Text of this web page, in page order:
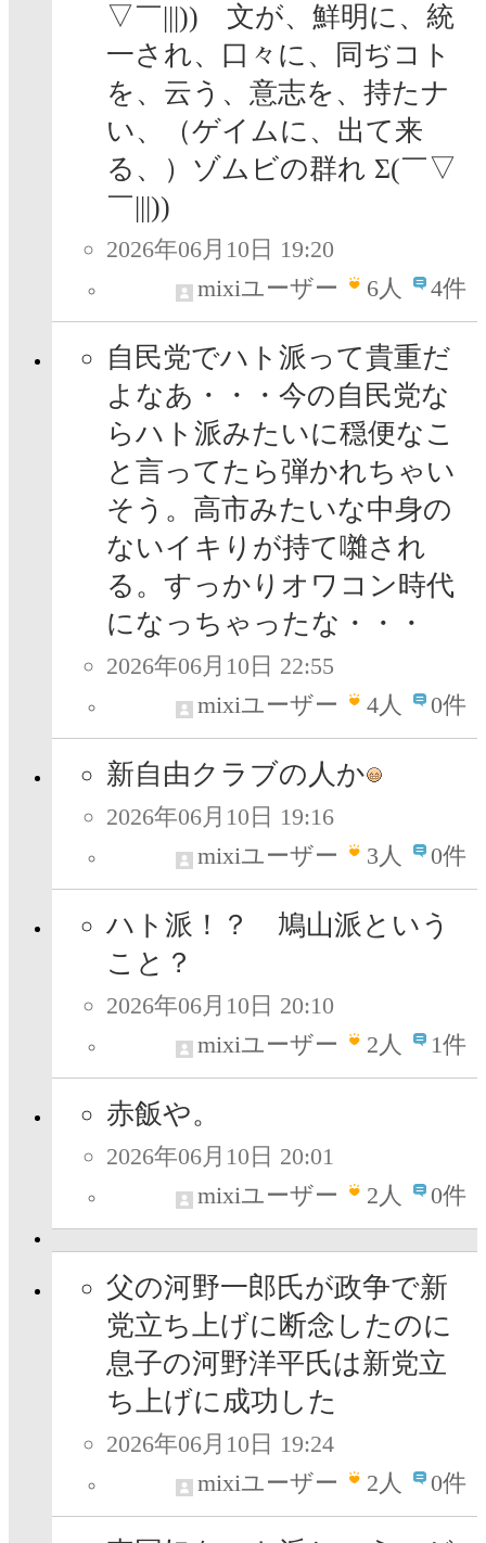
▽￣|||)) 文が、鮮明に、統
一され、口々に、同ぢコト
を、云う、意志を、持たナ
い、（ゲイムに、出て来
る、）ゾムビの群れ Σ(￣▽
￣|||))
2026年06月10日 19:20
mixiユーザー
6人 4件
自民党でハト派って貴重だ
よなあ・・・今の自民党な
らハト派みたいに穏便なこ
と言ってたら弾かれちゃい
そう。高市みたいな中身の
ないイキりが持て囃され
る。すっかりオワコン時代
になっちゃったな・・・
2026年06月10日 22:55
mixiユーザー
4人 0件
新自由クラブの人か
2026年06月10日 19:16
mixiユーザー
3人 0件
ハト派！？ 鳩山派という
こと？
2026年06月10日 20:10
mixiユーザー
2人 1件
赤飯や。
2026年06月10日 20:01
mixiユーザー
2人 0件
父の河野一郎氏が政争で新
党立ち上げに断念したのに
息子の河野洋平氏は新党立
ち上げに成功した
2026年06月10日 19:24
mixiユーザー
2人 0件